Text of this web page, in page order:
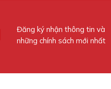
Đăng ký nhận thông tin và
những chính sách mới nhất